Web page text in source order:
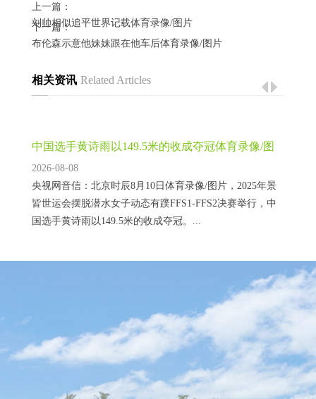
上一篇：
刘帅相似追平世界记载体育录像/图片
下一篇：
布伦森示意他妹妹跟在他车后体育录像/图片
相关资讯 Related Articles
中国选手黄诗雨以149.5米的收成夺冠体育录像/图
片
2026-08-08
央视网音信：北京时辰8月10日体育录像/图片，2025年景
皆世运会摆脱潜水女子动态有蹼FFS1-FFS2决赛举行，中
国选手黄诗雨以149.5米的收成夺冠。...
中国选手徐露以69.56分的收获夺冠体育录像/图片
央视网音书：北京本领8月10日，2025年第12届寰球通顺会
尾波滑水女子解放式决赛体育录像/图片，中国选手徐露以
69.56分的收获夺冠。...